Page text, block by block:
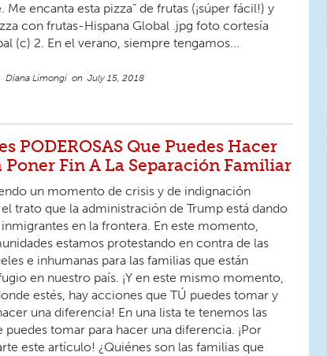
encanta esta pizza” de frutas (¡súper fácil!) y
con frutas-Hispana Global .jpg foto cortesía
(c) 2. En el verano, siempre tengamos...
Diana Limongi July 15, 2018
PODEROSAS Que Puedes Hacer
Poner Fin A La Separación Familiar
un momento de crisis y de indignación
trato que la administración de Trump está dando
inmigrantes en la frontera. En este momento,
estamos protestando en contra de las
e inhumanas para las familias que están
en nuestro país. ¡Y en este mismo momento,
estés, hay acciones que TÚ puedes tomar y
una diferencia! En una lista te tenemos las
puedes tomar para hacer una diferencia. ¡Por
este artículo! ¿Quiénes son las familias que